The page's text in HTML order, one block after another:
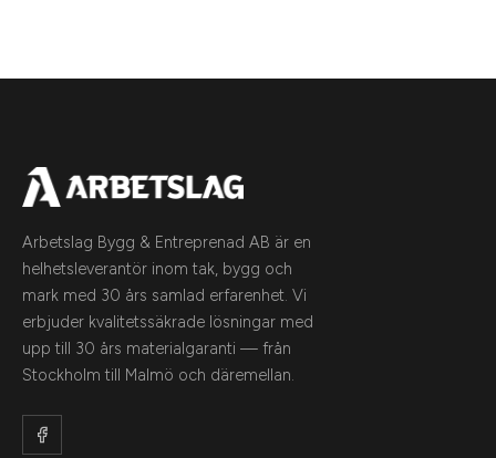
Arbetslag Bygg & Entreprenad AB är en
helhetsleverantör inom tak, bygg och
mark med 30 års samlad erfarenhet. Vi
erbjuder kvalitetssäkrade lösningar med
upp till 30 års materialgaranti — från
Stockholm till Malmö och däremellan.